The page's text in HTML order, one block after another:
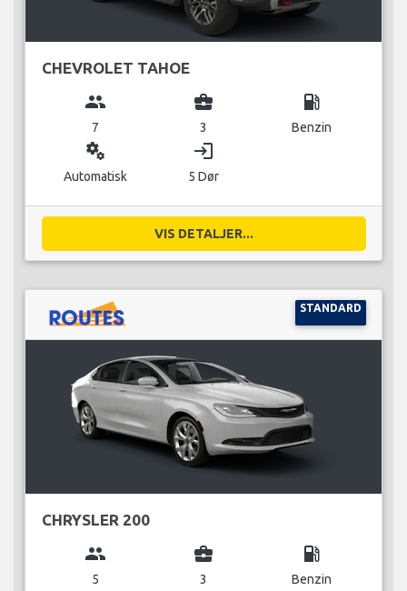
CHEVROLET TAHOE
group
7
business_center
3
local_gas_station
Benzin
miscellaneous_services
Automatisk
login
5 Dør
VIS DETALJER...
STANDARD
CHRYSLER 200
group
5
business_center
3
local_gas_station
Benzin